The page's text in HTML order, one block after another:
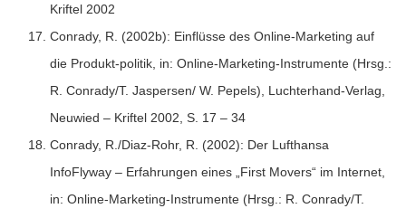
Kriftel 2002
Conrady, R. (2002b): Einflüsse des Online-Marketing auf
die Produkt-politik, in: Online-Marketing-Instrumente (Hrsg.:
R. Conrady/T. Jaspersen/ W. Pepels), Luchterhand-Verlag,
Neuwied – Kriftel 2002, S. 17 – 34
Conrady, R./Diaz-Rohr, R. (2002): Der Lufthansa
InfoFlyway – Erfahrungen eines „First Movers“ im Internet,
in: Online-Marketing-Instrumente (Hrsg.: R. Conrady/T.